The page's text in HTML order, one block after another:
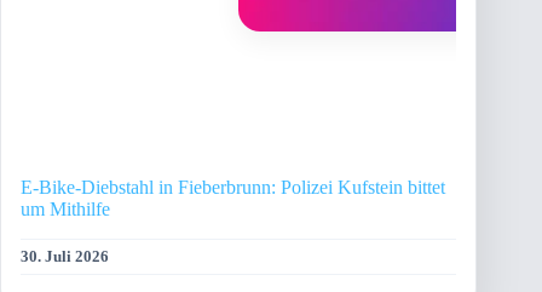
E-Bike-Diebstahl in Fieberbrunn: Polizei Kufstein bittet
um Mithilfe
30. Juli 2026